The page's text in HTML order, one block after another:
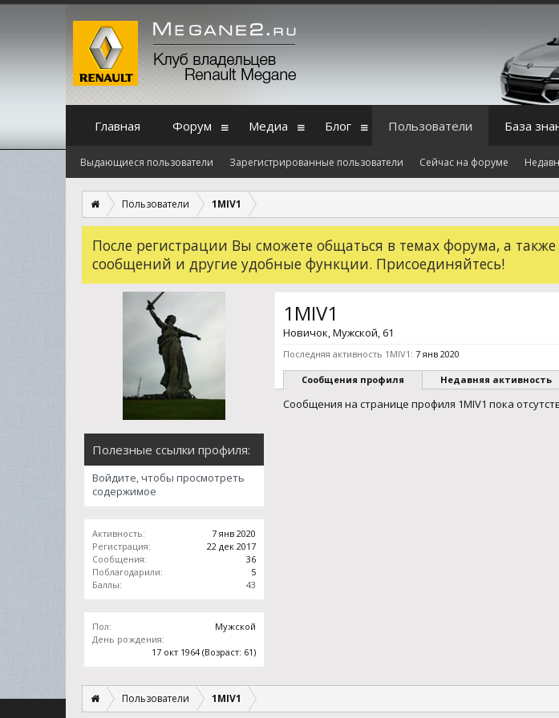
Пользователи 1MIV1
После регистрации Вы сможете общаться в темах форума, а
сообщений и другие удобные функции. Присоединяйтесь!
Полезные ссылки профиля:
Войдите, чтобы просмотреть
содержимое
Активность:
7 янв 2020
Регистрация:
22 дек 2017
Сообщения:
36
Поблагодарили:
5
Баллы:
43
Пол:
Мужской
День рождения:
17 окт 1964 (Возраст: 61)
1MIV1
Новичок, Мужской, 61
Последняя активность 1MIV1: 7 янв 2020
Сообщения профиля Недавняя активность
Сообщения на странице профиля 1MIV1 пока
Пользователи 1MIV1
Главная Форум Медиа Блог Пользователи
Выдающиеся пользователи Зарегистрированные пользователи Сейчас на форуме
База